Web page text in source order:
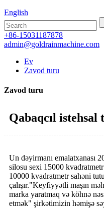
English
+86-15031187878
admin@goldrainmachine.com
Ev
Zavod turu
Zavod turu
Qabaqcıl istehsal
Un dəyirmanı emalatxanası
silosu sexi 15000
10000 kvadratmetr sahəni
çalışır."Keyfiyyətli maşın
marka yaratmaq və köhnə
etmək" şirkətimizin həmişə